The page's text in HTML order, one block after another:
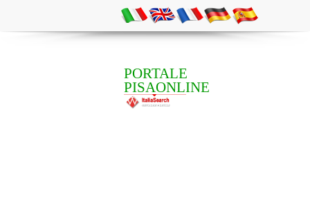
PORTALE
PISAONLINE